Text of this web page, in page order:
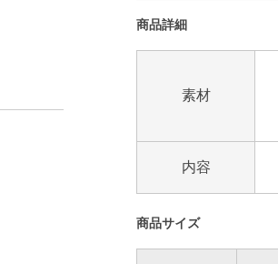
商品詳細
素材
内容
商品サイズ